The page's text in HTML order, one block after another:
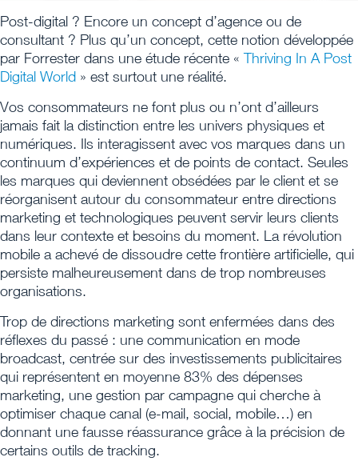
Post-digital ? Encore un concept d’agence ou de
consultant ? Plus qu’un concept, cette notion développée
par Forrester dans une étude récente «Thriving In A Post
Digital World » est surtout une réalité.
Vos consommateurs ne font plus ou n’ont d’ailleurs
jamais fait la distinction entre les univers physiques et
numériques. Ils interagissent avec vos marques dans un
continuum d’expériences et de points de contact. Seules
les marques qui deviennent obsédées par le client et se
réorganisent autour du consommateur entre directions
marketing et technologiques peuvent servir leurs clients
dans leur contexte et besoins du moment. La révolution
mobile a achevé de dissoudre cette frontière artificielle, qui
persiste malheureusement dans de trop nombreuses
organisations.
Trop de directions marketing sont enfermées dans des
réflexes du passé : une communication en mode
broadcast, centrée sur des investissements publicitaires
qui représentent en moyenne 83% des dépenses
marketing, une gestion par campagne qui cherche à
optimiser chaque canal (e-mail, social, mobile…) en
donnant une fausse réassurance grâce à la précision de
certains outils de tracking.